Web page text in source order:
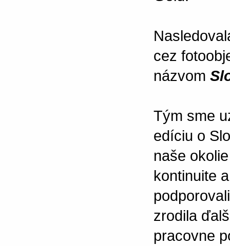
cez
názvom
Tým sme
edíciu o
naše
kontinuite
zrodila
pracovne